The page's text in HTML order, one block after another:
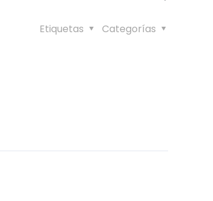
Categorías
Etiquetas